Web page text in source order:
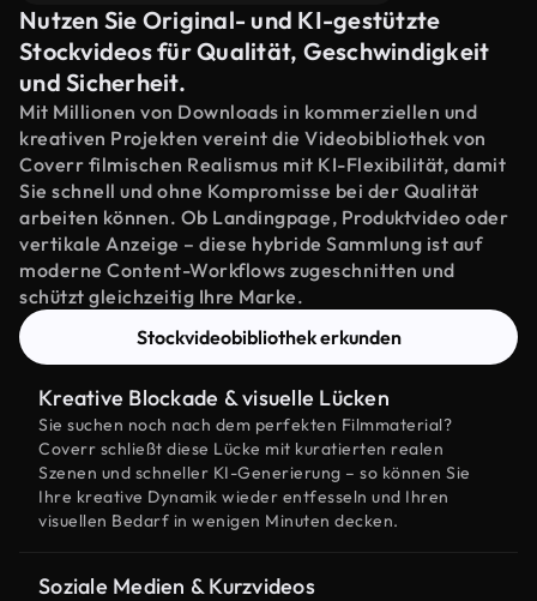
Nutzen Sie Original- und KI-gestützte
Stockvideos für Qualität, Geschwindigkeit
und Sicherheit.
Mit Millionen von Downloads in kommerziellen und
kreativen Projekten vereint die Videobibliothek von
Coverr filmischen Realismus mit KI-Flexibilität, damit
Sie schnell und ohne Kompromisse bei der Qualität
arbeiten können. Ob Landingpage, Produktvideo oder
vertikale Anzeige – diese hybride Sammlung ist auf
moderne Content-Workflows zugeschnitten und
schützt gleichzeitig Ihre Marke.
Stockvideobibliothek erkunden
Kreative Blockade & visuelle Lücken
Sie suchen noch nach dem perfekten Filmmaterial?
Coverr schließt diese Lücke mit kuratierten realen
Szenen und schneller KI-Generierung – so können Sie
Ihre kreative Dynamik wieder entfesseln und Ihren
visuellen Bedarf in wenigen Minuten decken.
Soziale Medien & Kurzvideos